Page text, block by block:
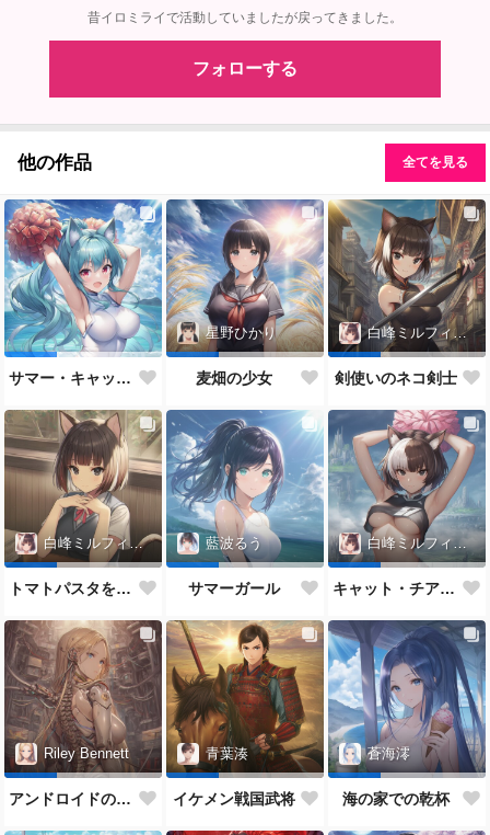
昔イロミライで活動していましたが戻ってきました。
フォローする
他の作品 全てを見る
サマー・キャット・チアガール
星野ひかり
麦畑の少女
白峰ミルフィーユ
剣使いのネコ剣士
白峰ミルフィーユ
トマトパスタを食べるネコJK
藍波るう
サマーガール
白峰ミルフィーユ
キャット・チアガール
Riley Bennett
アンドロイドの女性
青葉湊
イケメン戦国武将
蒼海澪
海の家での乾杯